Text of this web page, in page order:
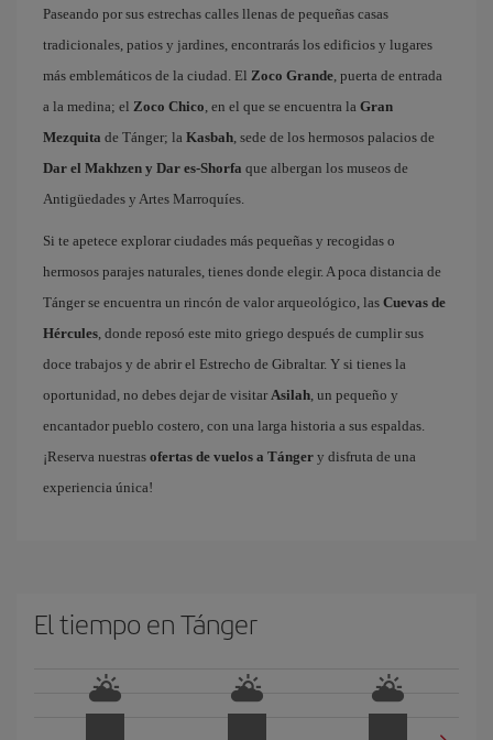
Paseando por sus estrechas calles llenas de pequeñas casas
tradicionales, patios y jardines, encontrarás los edificios y lugares
más emblemáticos de la ciudad. El Zoco Grande, puerta de entrada
a la medina; el Zoco Chico, en el que se encuentra la Gran
Mezquita de Tánger; la Kasbah, sede de los hermosos palacios de
Dar el Makhzen y Dar es-Shorfa que albergan los museos de
Antigüedades y Artes Marroquíes.
Si te apetece explorar ciudades más pequeñas y recogidas o
hermosos parajes naturales, tienes donde elegir. A poca distancia de
Tánger se encuentra un rincón de valor arqueológico, las Cuevas de
Hércules, donde reposó este mito griego después de cumplir sus
doce trabajos y de abrir el Estrecho de Gibraltar. Y si tienes la
oportunidad, no debes dejar de visitar Asilah, un pequeño y
encantador pueblo costero, con una larga historia a sus espaldas.
¡Reserva nuestras ofertas de vuelos a Tánger y disfruta de una
experiencia única!
El tiempo en Tánger